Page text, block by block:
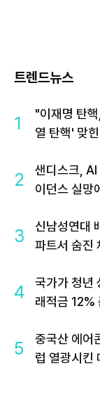
트렌드뉴스
1
"이재명 탄
열 탄핵' 맞
2
샌디스크,
이던스 실망
3
신남성연대
파트서 숨진
4
국가가 청년
래적금 12%
5
중국산 에어
럽 열광시킨